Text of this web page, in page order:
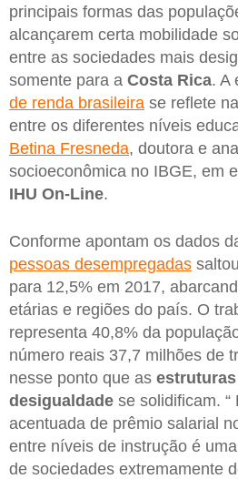
principais formas das
alcançarem certa mobilidade
entre as sociedades mais
somente para a Costa Rica. A
de renda brasileira se reflete
entre os diferentes níveis
Betina Fresneda, doutora e
socioeconômica no IBGE, em
IHU On-Line.
Conforme apontam os dados
pessoas desempregadas
para 12,5% em 2017,
etárias e regiões do país. O
representa 40,8% da
número reais 37,7 milhões de
nesse ponto que as
desigualdade se solidificam. “
acentuada de prêmio salarial
entre níveis de instrução é
de sociedades extremamente